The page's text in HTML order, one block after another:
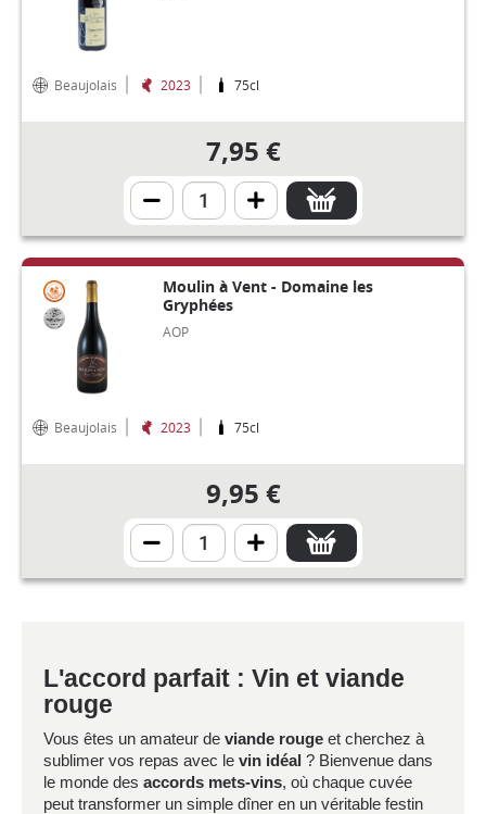
Beaujolais 2023 75cl
7,95 €
Moulin à Vent - Domaine les
Gryphées
AOP
Beaujolais 2023 75cl
9,95 €
L'accord parfait : Vin et viande
rouge
Vous êtes un amateur de viande rouge et cherchez à
sublimer vos repas avec le vin idéal ? Bienvenue dans
le monde des accords mets-vins, où chaque cuvée
peut transformer un simple dîner en un véritable festin